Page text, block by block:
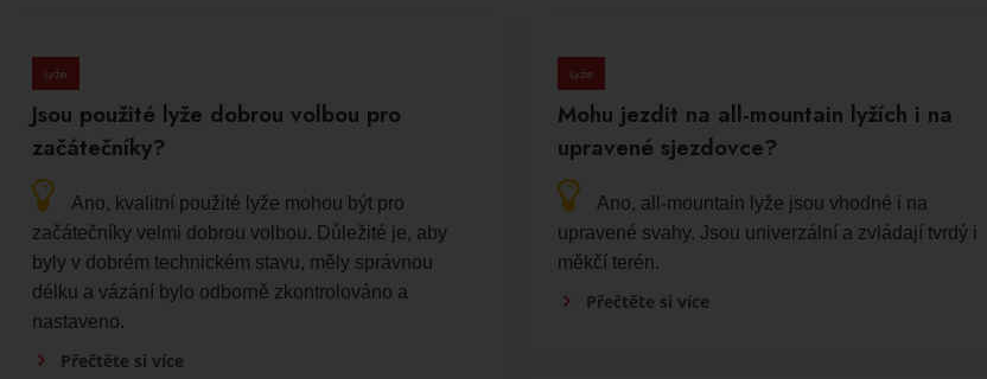
Lyže
Jsou použité lyže dobrou volbou pro
začátečníky?
Ano, kvalitní použité lyže mohou být pro
začátečníky velmi dobrou volbou. Důležité je, aby
byly v dobrém technickém stavu, měly správnou
délku a vázání bylo odborně zkontrolováno a
nastaveno.
Přečtěte si více
Lyže
Mohu jezdit na all-mountain lyžích i na
upravené sjezdovce?
Ano, all-mountain lyže jsou vhodné i na
upravené svahy. Jsou univerzální a zvládají tvrdý i
měkčí terén.
Přečtěte si více